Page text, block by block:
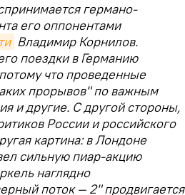
германо-
его оппонентами
Владимир Корнилов.
поездки в Германию
что проведенные
прорывов" по важным
и другие. С другой стороны,
России и российского
картина: в Лондоне
сильную пиар-акцию
наглядно
поток — 2" продвигается